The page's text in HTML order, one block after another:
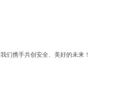
们携手共创安全、美好的未来！